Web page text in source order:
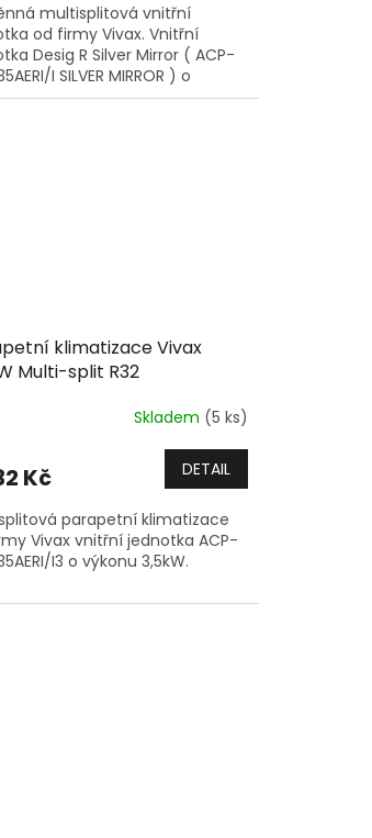
multisplitová vnitřní
od firmy Vivax. Vnitřní
Desig R Silver Mirror ( ACP-
I SILVER MIRROR ) o
3,5kW.
klimatizace Vivax
Multi-split R32
Skladem (5 ks)
Kč DETAIL
parapetní klimatizace
Vivax vnitřní jednotka ACP-
I3 o výkonu 3,5kW.